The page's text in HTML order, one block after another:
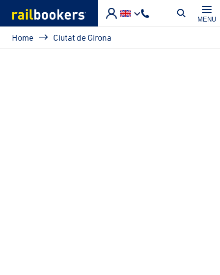
MENU
Breadcrumb
Home Ciutat de Girona